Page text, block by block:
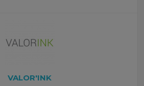
VALOR'INK